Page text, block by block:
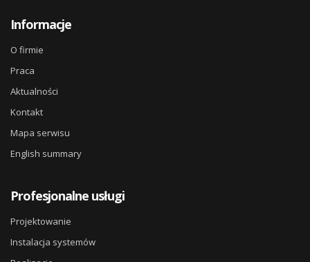
Informacje
O firmie
Praca
Aktualności
Kontakt
Mapa serwisu
English summary
Profesjonalne usługi
Projektowanie
Instalacja systemów